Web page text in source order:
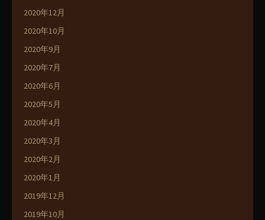
2020年12月
2020年10月
2020年9月
2020年7月
2020年6月
2020年5月
2020年4月
2020年3月
2020年2月
2020年1月
2019年12月
2019年10月